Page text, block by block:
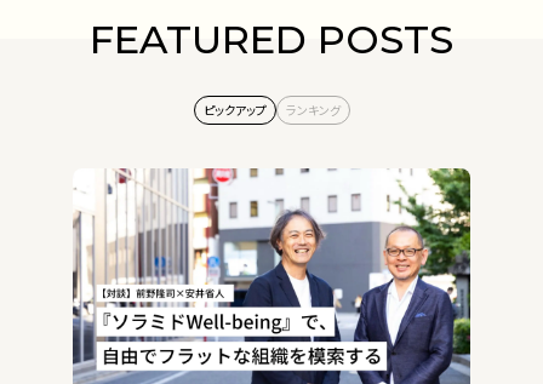
FEATURED POSTS
ピックアップ ランキング
1